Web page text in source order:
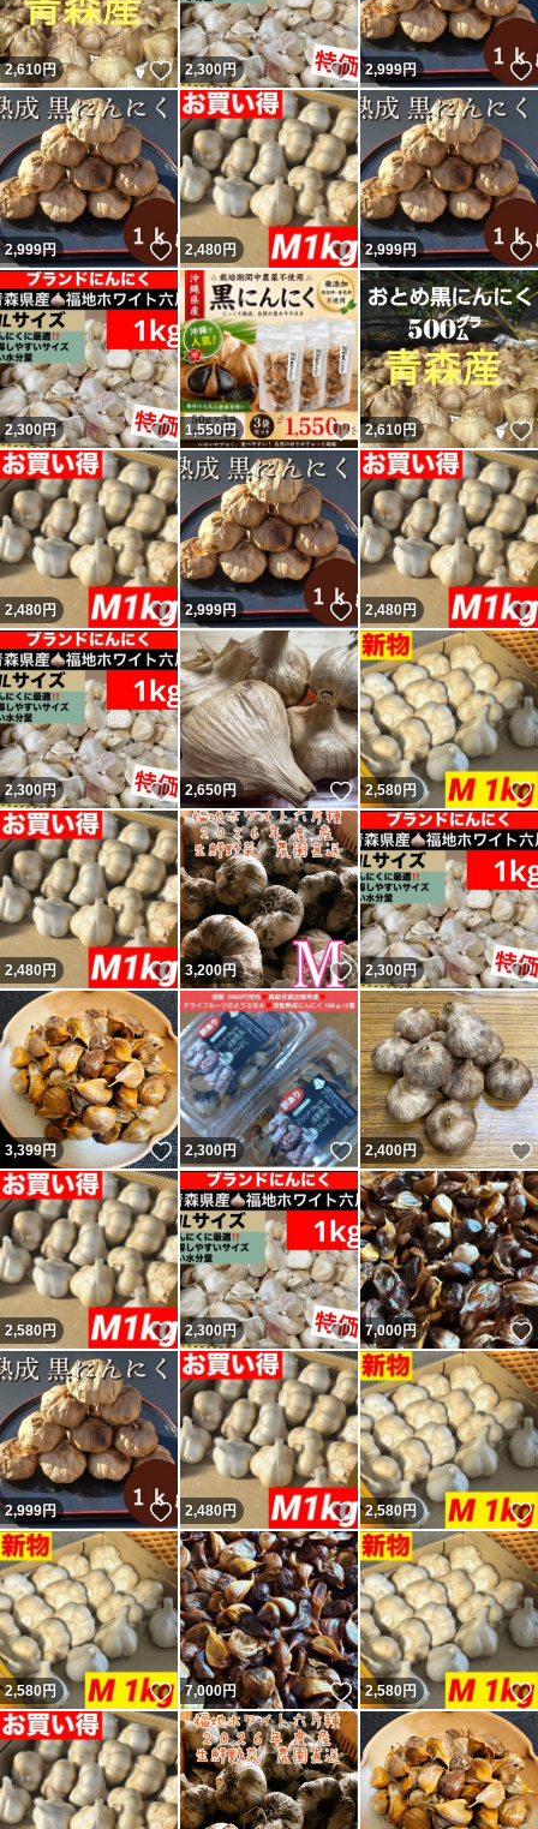
2,610円 いいね！
2,300円 いいね！
2,999円
2,999円 いいね！
2,480円 いいね！
2,999円
2,300円 いいね！
1,550円 いいね！
2,610円
2,480円 いいね！
2,999円 いいね！
2,480円
2,300円 いいね！
2,650円 いいね！
2,580円
2,480円 いいね！
3,200円 いいね！
2,300円
3,399円 いいね！
2,300円 いいね！
2,400円
2,580円 いいね！
2,300円 いいね！
7,000円
2,999円 いいね！
2,480円 いいね！
2,580円
2,580円 いいね！
7,000円 いいね！
2,580円